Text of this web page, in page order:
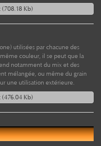
Kb)
utilisées par chacune des
couleur, il se peut que la
notamment du mix et des
mélangée, ou même du grain
une utilisation extérieure.
Kb)